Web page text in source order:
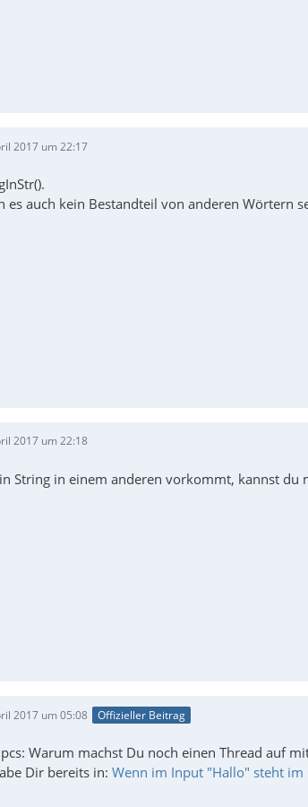
2017 um 22:17
es auch kein Bestandteil von anderen Wörtern
2017 um 22:18
String in einem anderen vorkommt, kannst du
2017 um 05:08 Offizieller Beitrag
Warum machst Du noch einen Thread auf
Dir bereits in: Wenn im Input "Hallo" steht im